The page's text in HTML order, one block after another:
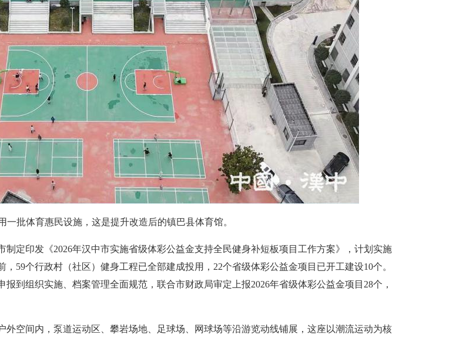
一批体育惠民设施，这是提升改造后的镇巴县体育馆。
定印发《2026年汉中市实施省级体彩公益金支持全民健身补短板项目工作方案》，计划实施
59个行政村（社区）健身工程已全部建成投用，22个省级体彩公益金项目已开工建设10个。
到组织实施、档案管理全面规范，联合市财政局审定上报2026年省级体彩公益金项目28个，
空间内，泵道运动区、攀岩场地、足球场、网球场等沿游览动线铺展，这座以潮流运动为核